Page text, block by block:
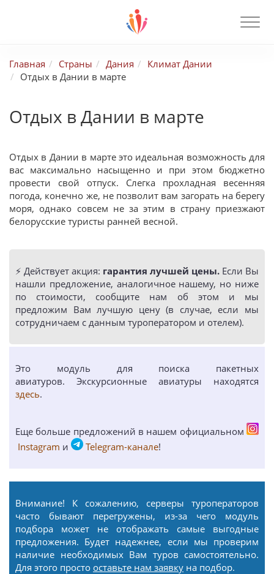
Главная Страны Дания
Климат Дании
Отдых в Дании в марте
Отдых в Дании в марте
Отдых в Дании в марте это идеальная возможность для
вас максимально насыщенно и при этом бюджетно
провести свой отпуск. Слегка прохладная весенняя
погода, конечно же, не позволит вам загорать на берегу
моря, однако совсем не за этим в страну приезжают
белорусские туристы ранней весной.
⚡️ Действует акция: гарантия лучшей цены. Если Вы
нашли предложение, аналогичное нашему, но ниже
по стоимости, сообщите нам об этом и мы
предложим Вам лучшую цену (в случае, если мы
сотрудничаем с данным туроператором и отелем).
Это модуль для поиска пакетных
авиатуров. Экскурсионные авиатуры находятся
здесь.
Еще больше предложений в нашем официальном
Instagram и Telegram-канале!
Внимание! К сожалению, серверы туроператоров
часто бывают перегружены, из-за чего модуль
подбора может не отображать самые выгодные
предложения. Будет надежнее, если мы проверим
наличие необходимых Вам туров самостоятельно.
Для этого просто оставьте нам заявку на подбор.